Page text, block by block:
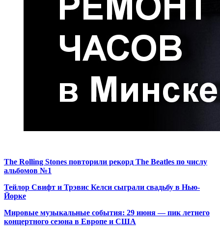
The Rolling Stones повторили рекорд The Beatles по числу
альбомов №1
Тейлор Свифт и Трэвис Келси сыграли свадьбу в Нью-
Йорке
Мировые музыкальные события: 29 июня — пик летнего
концертного сезона в Европе и США